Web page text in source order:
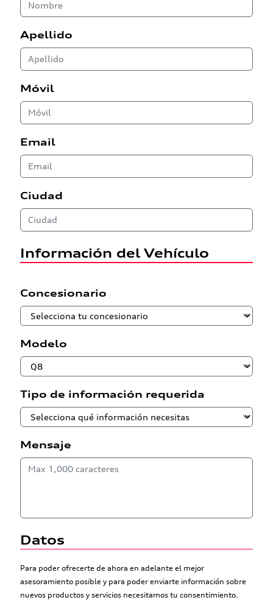
Apellido
Móvil
Email
Ciudad
Información del Vehículo
Concesionario
Modelo
Tipo de información requerida
Mensaje
Datos
Para poder ofrecerte de ahora en adelante el mejor
asesoramiento posible y para poder enviarte información sobre
nuevos productos y servicios necesitamos tu consentimiento.